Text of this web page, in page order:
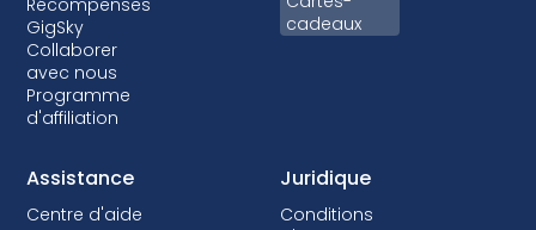
GigSky
Collaborer
avec nous
Programme
d'affiliation
cadeaux
Assistance
Centre d'aide
Juridique
Conditions